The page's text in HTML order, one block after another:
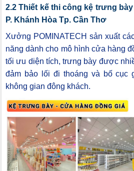
2.2 Thiết kế thi công kệ trưng
P. Khánh Hòa Tp. Cần Thơ
Xưởng POMINATECH sản xuất
năng dành cho mô hình cửa hàng
tối ưu diện tích, trưng bày được
đảm bảo lối đi thoáng và bố cục
không gian đông khách.